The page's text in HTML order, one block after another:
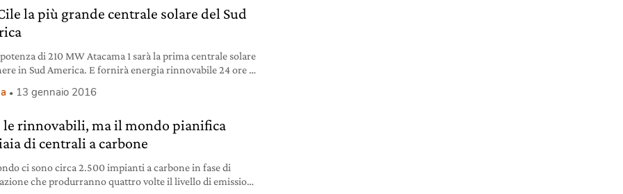
la più grande centrale solare del Sud
di 210 MW Atacama 1 sarà la prima centrale solare
in Sud America. E fornirà energia rinnovabile 24 ore su
13 gennaio 2016
le rinnovabili, ma il mondo pianifica
di centrali a carbone
ci sono circa 2.500 impianti a carbone in fase di
che produrranno quattro volte il livello di emissioni